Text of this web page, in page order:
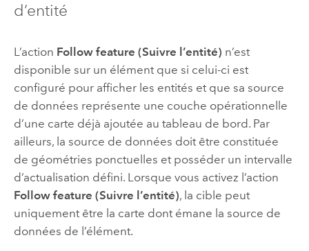
d’entité
L’action Follow feature (Suivre l’entité) n’est
disponible sur un élément que si celui-ci est
configuré pour afficher les entités et que sa source
de données représente une couche opérationnelle
d’une carte déjà ajoutée au tableau de bord. Par
ailleurs, la source de données doit être constituée
de géométries ponctuelles et posséder un intervalle
d’actualisation défini. Lorsque vous activez l’action
Follow feature (Suivre l’entité), la cible peut
uniquement être la carte dont émane la source de
données de l’élément.